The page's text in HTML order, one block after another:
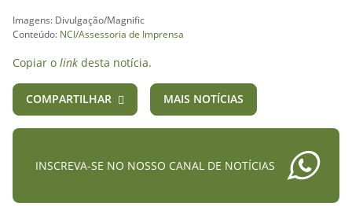
Imagens: Divulgação/Magnific
Conteúdo: NCI/Assessoria de Imprensa
Copiar o link desta notícia.
COMPARTILHAR MAIS NOTÍCIAS
INSCREVA-SE NO NOSSO CANAL DE NOTÍCIAS